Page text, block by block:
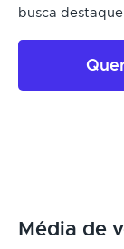
busca
Média de